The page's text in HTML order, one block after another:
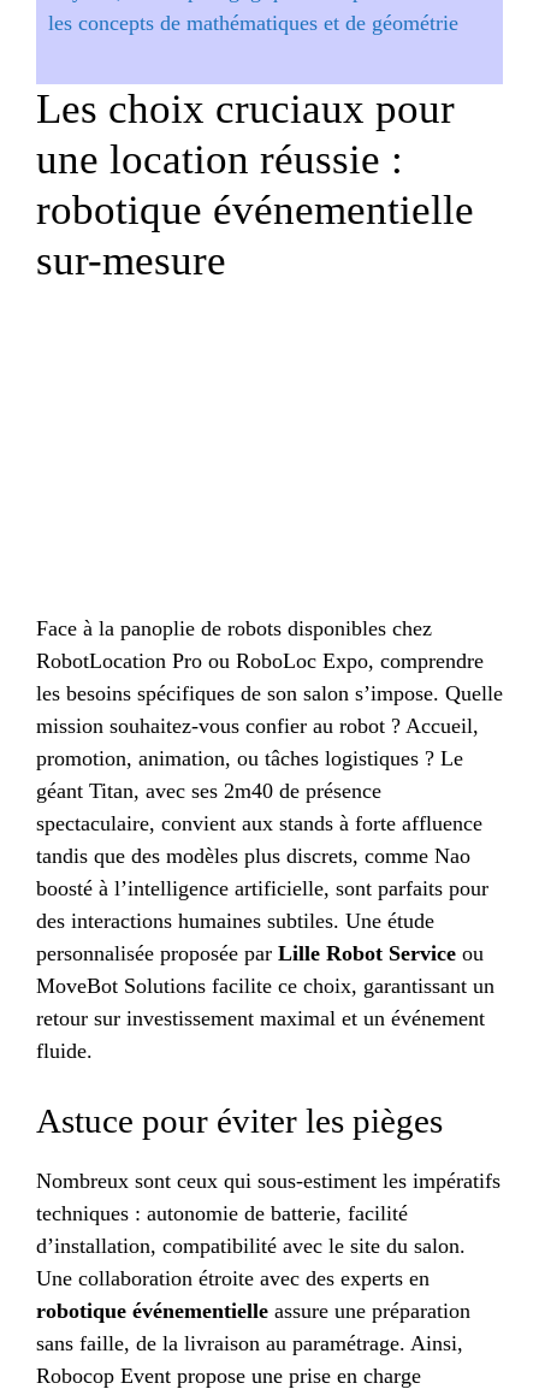
les concepts de mathématiques et de géométrie
Les choix cruciaux pour
une location réussie :
robotique événementielle
sur-mesure
Face à la panoplie de robots disponibles chez
RobotLocation Pro ou RoboLoc Expo, comprendre
les besoins spécifiques de son salon s’impose. Quelle
mission souhaitez-vous confier au robot ? Accueil,
promotion, animation, ou tâches logistiques ? Le
géant Titan, avec ses 2m40 de présence
spectaculaire, convient aux stands à forte affluence
tandis que des modèles plus discrets, comme Nao
boosté à l’intelligence artificielle, sont parfaits pour
des interactions humaines subtiles. Une étude
personnalisée proposée par Lille Robot Service ou
MoveBot Solutions facilite ce choix, garantissant un
retour sur investissement maximal et un événement
fluide.
Astuce pour éviter les pièges
Nombreux sont ceux qui sous-estiment les impératifs
techniques : autonomie de batterie, facilité
d’installation, compatibilité avec le site du salon.
Une collaboration étroite avec des experts en
robotique événementielle assure une préparation
sans faille, de la livraison au paramétrage. Ainsi,
Robocop Event propose une prise en charge